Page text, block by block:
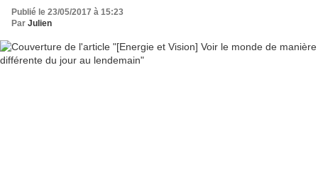
Publié le 23/05/2017 à 15:23
Par Julien